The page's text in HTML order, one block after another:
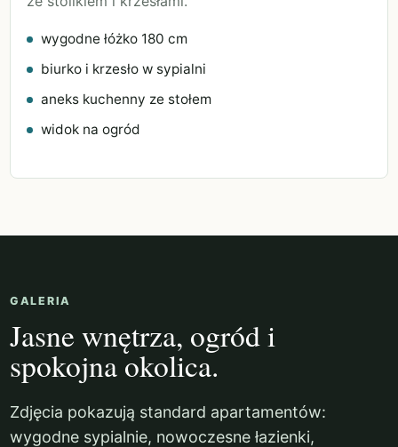
wygodne łóżko 180 cm
biurko i krzesło w sypialni
aneks kuchenny ze stołem
widok na ogród
GALERIA
Jasne wnętrza, ogród i
spokojna okolica.
Zdjęcia pokazują standard apartamentów:
wygodne sypialnie, nowoczesne łazienki,